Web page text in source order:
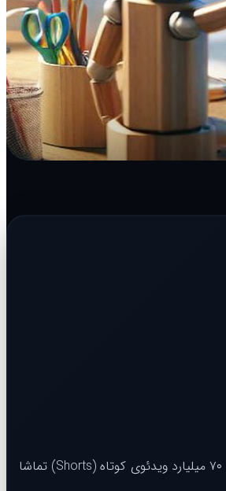
یوتیوب همچنان در حال رشد است و ماهانه ۲.۷۰ میلیارد نفر در سراسر جهان از آن استفاده می‌کنند. مخاطبان ایده‌آل شما همین حالا در یوتیوب حضور دارند و روزانه ۷۰ میلیارد ویدئوی کوتاه (Shorts) تماشا